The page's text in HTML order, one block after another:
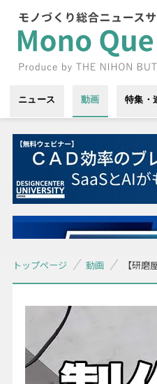
ニュース 動画 特集・
トップページ 動画 【研